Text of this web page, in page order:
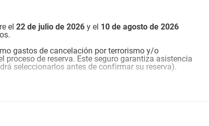
el 22 de julio de 2026 y el 10 de agosto de 2026
gastos de cancelación por terrorismo y/o
de reserva. Este seguro garantiza asistencia
seleccionarlos antes de confirmar su reserva).